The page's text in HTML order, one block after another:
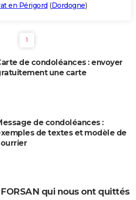
en Périgord (Dordogne)
1
de condoléances : envoyer
une carte
de condoléances :
de textes et modèle de
qui nous ont quittés